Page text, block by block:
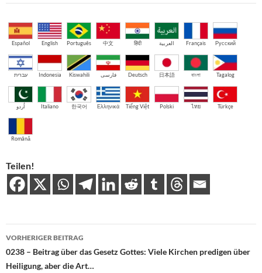
Español English Português 中文 हिंदी العربية Français Русский
עברית Indonesia Kiswahili فارسی Deutsch 日本語 বাংলা Tagalog
اُردو Italiano 한국어 Ελληνικά Tiếng Việt Polski ไทย Türkçe
Română
Teilen!
Beitragsnavigation
VORHERIGER BEITRAG
0238 – Beitrag über das Gesetz Gottes: Viele Kirchen predigen über
Heiligung, aber die Art…